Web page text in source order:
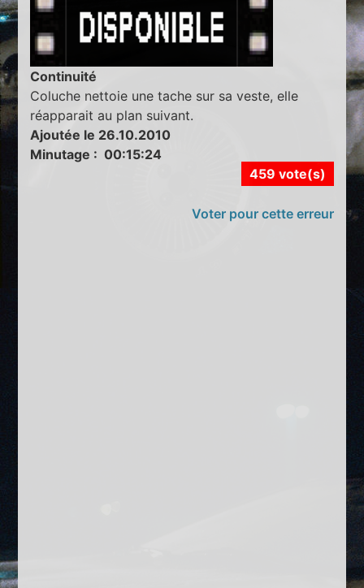
Continuité
Coluche nettoie une tache sur sa veste, elle
réapparait au plan suivant.
Ajoutée le 26.10.2010
Minutage : 00:15:24
459 vote(s)
Voter pour cette erreur